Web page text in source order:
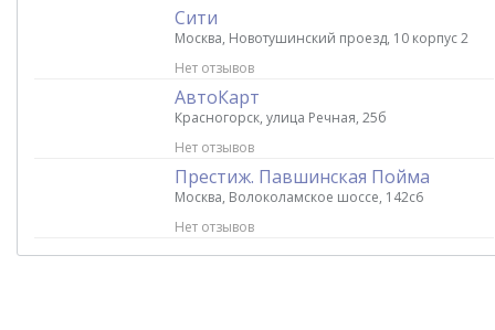
Сити
Москва, Новотушинский проезд, 10 корпус 2
Нет отзывов
АвтоКарт
Красногорск, улица Речная, 25б
Нет отзывов
Престиж. Павшинская Пойма
Москва, Волоколамское шоссе, 142с6
Нет отзывов